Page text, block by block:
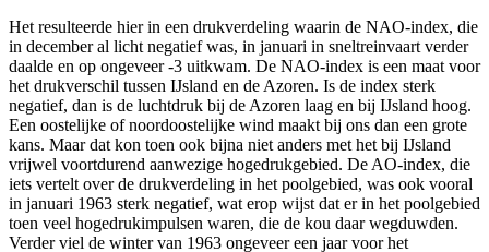
Het resulteerde hier in een drukverdeling waarin de NAO-index, die
in december al licht negatief was, in januari in sneltreinvaart verder
daalde en op ongeveer -3 uitkwam. De NAO-index is een maat voor
het drukverschil tussen IJsland en de Azoren. Is de index sterk
negatief, dan is de luchtdruk bij de Azoren laag en bij IJsland hoog.
Een oostelijke of noordoostelijke wind maakt bij ons dan een grote
kans. Maar dat kon toen ook bijna niet anders met het bij IJsland
vrijwel voortdurend aanwezige hogedrukgebied. De AO-index, die
iets vertelt over de drukverdeling in het poolgebied, was ook vooral
in januari 1963 sterk negatief, wat erop wijst dat er in het poolgebied
toen veel hogedrukimpulsen waren, die de kou daar wegduwden.
Verder viel de winter van 1963 ongeveer een jaar voor het